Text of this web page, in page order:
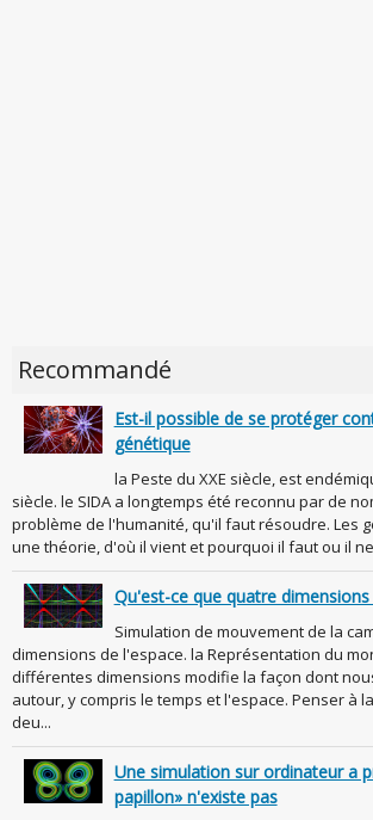
Recommandé
Est-il possible de se protéger
génétique
la Peste du XXE siècle, est
siècle. le SIDA a longtemps été reconnu par de
problème de l'humanité, qu'il faut résoudre. Les
une théorie, d'où il vient et pourquoi il faut ou il
Qu'est-ce que quatre dimensions
Simulation de mouvement de la
dimensions de l'espace. la Représentation du
différentes dimensions modifie la façon dont
autour, y compris le temps et l'espace. Penser à
deu...
Une simulation sur ordinateur a
papillon» n'existe pas